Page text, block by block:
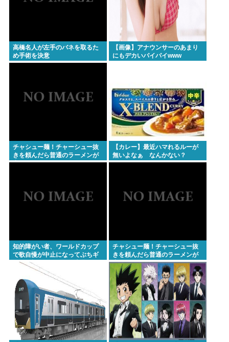
高橋名人が左手のバネを取るた
め手術を決意
【画像】アナウンサーのあまり
にもデカいパイパイwww
チャシュー麺！チャーシュー抜
きを頼んだら普通のラーメンが
出てきたんだが、これっておか
【カレー】最近ハマれるルーが
無いよなぁ なんかない？
知的障がい者、ワールドカップ
で歌自慢が中止になってぶちギ
レ発狂親を殴りまくり大暴れ
チャシュー麺！チャーシュー抜
きを頼んだら普通のラーメンが
出てきたんだが、これっておか
しくねえ？